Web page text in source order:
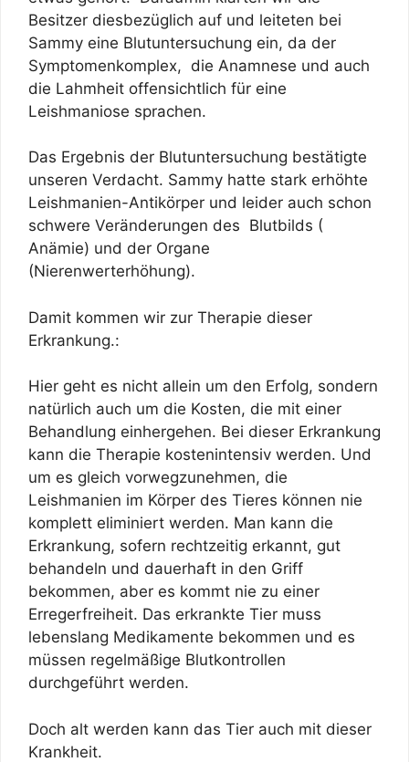
Besitzer diesbezüglich auf und leiteten bei
Sammy eine Blutuntersuchung ein, da der
Symptomenkomplex, die Anamnese und auch
die Lahmheit offensichtlich für eine
Leishmaniose sprachen.
Das Ergebnis der Blutuntersuchung bestätigte
unseren Verdacht. Sammy hatte stark erhöhte
Leishmanien-Antikörper und leider auch schon
schwere Veränderungen des Blutbilds (
Anämie) und der Organe
(Nierenwerterhöhung).
Damit kommen wir zur Therapie dieser
Erkrankung.:
Hier geht es nicht allein um den Erfolg, sondern
natürlich auch um die Kosten, die mit einer
Behandlung einhergehen. Bei dieser Erkrankung
kann die Therapie kostenintensiv werden. Und
um es gleich vorwegzunehmen, die
Leishmanien im Körper des Tieres können nie
komplett eliminiert werden. Man kann die
Erkrankung, sofern rechtzeitig erkannt, gut
behandeln und dauerhaft in den Griff
bekommen, aber es kommt nie zu einer
Erregerfreiheit. Das erkrankte Tier muss
lebenslang Medikamente bekommen und es
müssen regelmäßige Blutkontrollen
durchgeführt werden.
Doch alt werden kann das Tier auch mit dieser
Krankheit.